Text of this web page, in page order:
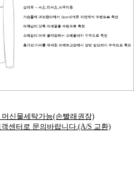
신물세탁가능(손빨래권장)
센터로 문의바랍니다.(A/S 교환)